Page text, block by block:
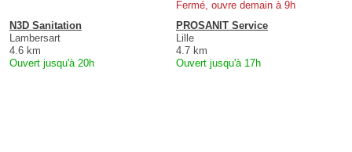
Fermé, ouvre demain à 9h
N3D Sanitation
Lambersart
4.6 km
Ouvert jusqu'à 20h
PROSANIT Service
Lille
4.7 km
Ouvert jusqu'à 17h